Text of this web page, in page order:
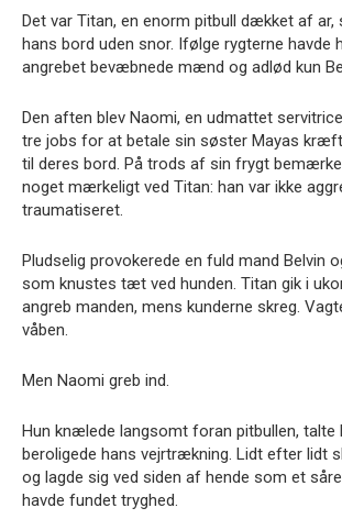
Det var Titan, en enorm pitbull dækket af ar,
hans bord uden snor. Ifølge rygterne havde
angrebet bevæbnede mænd og adlød kun
Den aften blev Naomi, en udmattet
tre jobs for at betale sin søster Mayas
til deres bord. På trods af sin frygt
noget mærkeligt ved Titan: han var ikke
traumatiseret.
Pludselig provokerede en fuld mand Belvin
som knustes tæt ved hunden. Titan gik i
angreb manden, mens kunderne skreg.
våben.
Men Naomi greb ind.
Hun knælede langsomt foran pitbullen, talte
beroligede hans vejrtrækning. Lidt efter lidt
og lagde sig ved siden af hende som et
havde fundet tryghed.